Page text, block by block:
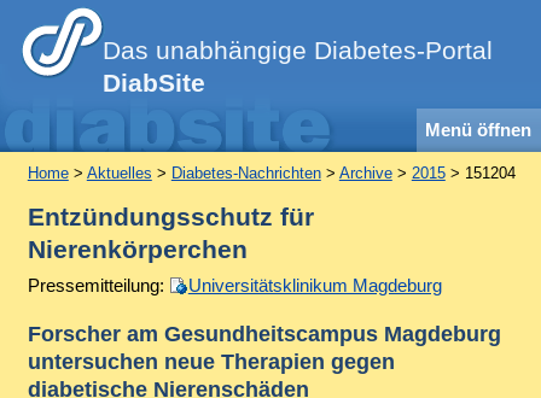
Das unabhängige Diabetes-Portal
DiabSite
Menü öffnen
Home> Aktuelles > Diabetes-Nachrichten> Archive> 2015> 151204
Entzündungsschutz für
Nierenkörperchen
Pressemitteilung: Universitätsklinikum Magdeburg
Forscher am Gesundheitscampus Magdeburg
untersuchen neue Therapien gegen
diabetische Nierenschäden